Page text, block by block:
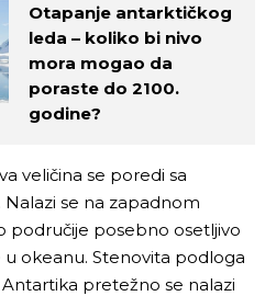
Otapanje antarktičkog
leda – koliko bi nivo
mora mogao da
poraste do 2100.
godine?
veličina se poredi sa
se na zapadnom
područije posebno osetljivo
okeanu. Stenovita podloga
pretežno se nalazi